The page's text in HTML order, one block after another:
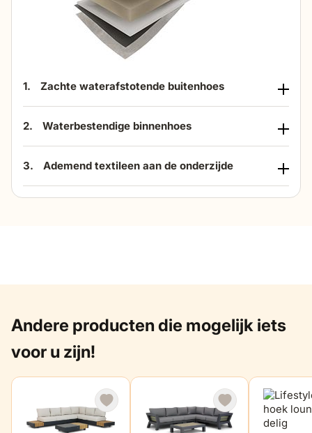
1. Zachte waterafstotende buitenhoes
2. Waterbestendige binnenhoes
3. Ademend textileen aan de onderzijde
Andere producten die mogelijk iets
voor u zijn!